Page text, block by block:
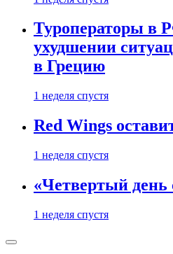
Туроператоры в
ухудшении
в Грецию
1 неделя спустя
Red Wings
1 неделя спустя
«Четвертый день
1 неделя спустя